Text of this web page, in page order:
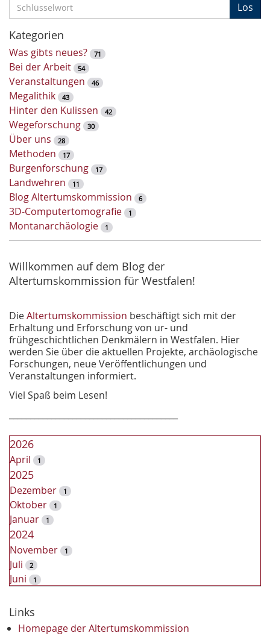
c
h
l
ü
s
s
e
l
w
o
r
t
-
S
u
c
e
Los
Kategorien
Was gibts neues? 71
Bei der Arbeit 54
Veranstaltungen 46
Megalithik 43
Hinter den Kulissen 42
Wegeforschung 30
Über uns 28
Methoden 17
Burgenforschung 17
Landwehren 11
Blog Altertumskommission 6
3D-Computertomografie 1
Montanarchäologie 1
Willkommen auf dem Blog der
Altertumskommission für Westfalen!
DieAltertumskommission beschäftigt sich mit der
Erhaltung und Erforschung von ur- und
frühgeschichtlichen Denkmälern in Westfalen. Hier
werden Sie über die aktuellen Projekte, archäologische
Forschungen, neue Veröffentlichungen und
Veranstaltungen informiert.
Viel Spaß beim Lesen!
2026
April 1
2025
Dezember 1
Oktober 1
Januar 1
2024
November 1
Juli 2
Juni 1
Dezember
November 2
Links
Homepage der Altertumskommission